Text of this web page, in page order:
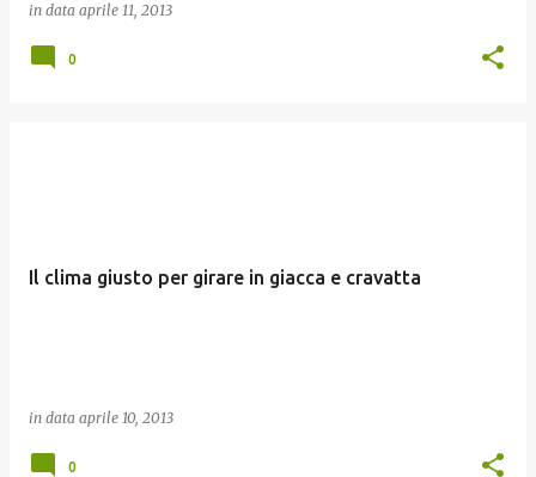
in data aprile 11, 2013
0
Il clima giusto per girare in giacca e cravatta
in data aprile 10, 2013
0